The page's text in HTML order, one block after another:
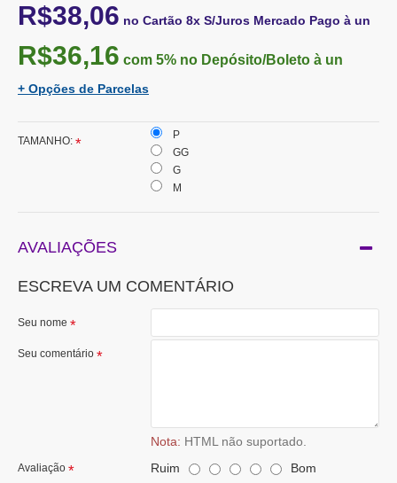
R$38,06 no Cartão 8x S/Juros Mercado Pago à un
R$36,16 com 5% no Depósito/Boleto à un
+ Opções de Parcelas
TAMANHO:
P
GG
G
M
AVALIAÇÕES
ESCREVA UM COMENTÁRIO
Seu nome
Seu comentário
Nota: HTML não suportado.
Avaliação Ruim Bom